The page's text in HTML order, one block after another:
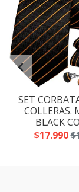
SET
COLLERAS.
BLACK
$17.990